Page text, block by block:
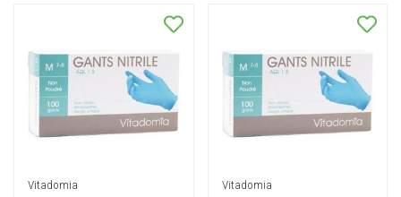
Vitadomia Vitadomia